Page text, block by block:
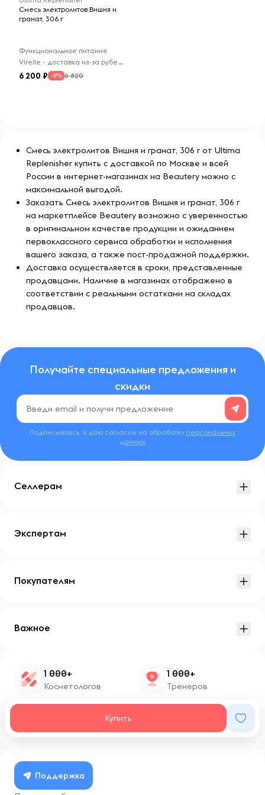
Смесь электролитов Вишня и
гранат, 306 г
Функциональное питание
Virelle - доставка из-за рубежа
6 200 -9% 6 820
Смесь электролитов Вишня и гранат, 306 г от Ultima
Replenisher купить с доставкой по Москве и всей
России в интернет-магазинах на Beautery можно с
максимальной выгодой.
Заказать Смесь электролитов Вишня и гранат, 306 г
на маркетплейсе Beautery возможно с уверенностью
в оригинальном качестве продукции и ожиданием
первоклассного сервиса обработки и исполнения
вашего заказа, а также пост-продажной поддержки.
Доставка осуществляется в сроки, представленные
продавцами. Наличие в магазинах отображено в
соответствии с реальными остатками на складах
продавцов.
Получайте специальные предложения и
скидки
Подписываясь, я даю согласие на обработку персональных
данных
Купить
Селлерам
Экспертам
Покупателям
Важное
1 000+
Косметологов
1 000+
Тренеров
Поддержка